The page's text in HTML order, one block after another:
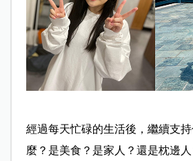
經過每天忙碌的生活後，繼續支
麼？是美食？是家人？還是枕邊人